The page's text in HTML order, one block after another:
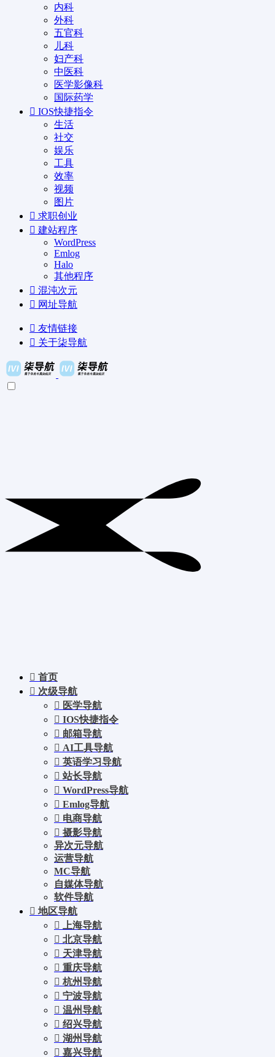
内科
外科
五官科
儿科
妇产科
中医科
医学影像科
国际药学
IOS快捷指令
生活
社交
娱乐
工具
效率
视频
图片
求职创业
建站程序
WordPress
Emlog
Halo
其他程序
混沌次元
网址导航
友情链接
关于柒导航
首页
次级导航
医学导航
IOS快捷指令
邮箱导航
AI工具导航
英语学习导航
站长导航
WordPress导航
Emlog导航
电商导航
摄影导航
异次元导航
运营导航
MC导航
自媒体导航
软件导航
地区导航
上海导航
北京导航
天津导航
重庆导航
杭州导航
宁波导航
温州导航
绍兴导航
湖州导航
嘉兴导航